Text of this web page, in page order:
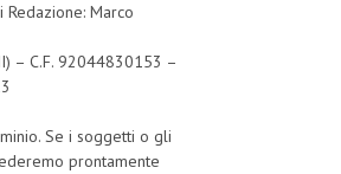
Marco
– C.F. 92044830153 –
Se i soggetti o gli
prontamente